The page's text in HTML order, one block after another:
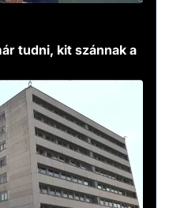
tudni, kit szánnak a